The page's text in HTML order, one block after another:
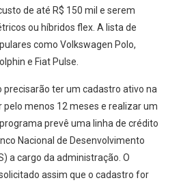
de até R$ 150 mil e serem
ou híbridos flex. A lista de
como Volkswagen Polo,
e Fiat Pulse.
ter um cadastro ativo na
menos 12 meses e realizar um
prevê uma linha de crédito
Nacional de Desenvolvimento
a cargo da administração. O
assim que o cadastro for